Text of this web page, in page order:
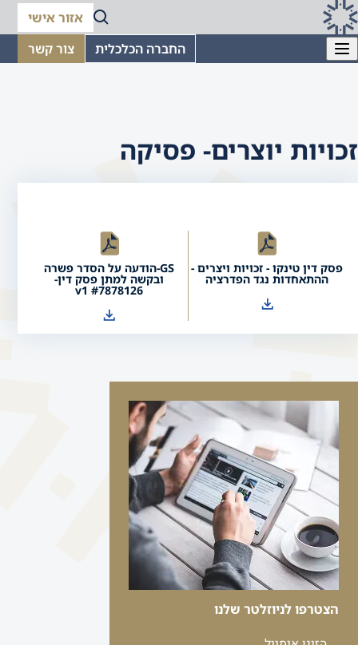
אזור אישי
החברה הכלכלית
צור קשר
זכויות יוצרים- פסיקה
פסק דין טינקו - זכויות ויצרים -
ההתאחדות נגד הפדרציה
GS-הודעה על הסדר פשרה
ובקשה למתן פסק דין-
#7878126 v1
הצטרפו לניוזלטר שלנו